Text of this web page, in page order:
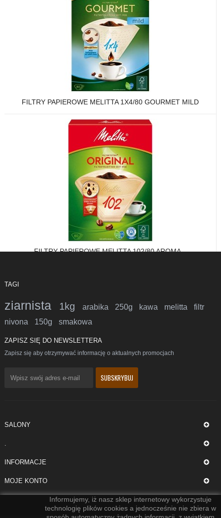
FILTRY PAPIEROWE MELITTA 1X4/80 GOURMET MILD
FILTRY PAPIEROWE MELITTA 102/80 AROMA...
TAGI
ziarnista 1kg arabika 250g kawa melitta filtr
nivona 150g smakowa
ZAPISZ SIĘ DO NEWSLETTERA
Zapisz się aby otrzymywać informację o aktualnych promocjach
SALONY
.
INFORMACJE
MOJE KONTO
Informujemy, iż nasz sklep internetowy wykorzystuje
technologię plików cookies a jednocześnie nie zbiera w